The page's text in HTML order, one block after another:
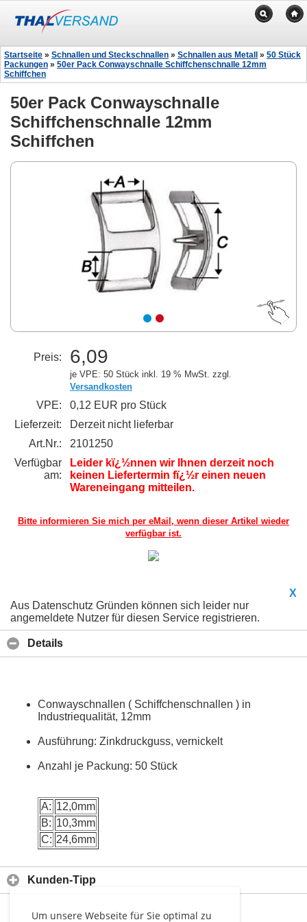
Um unsere Webseite für Sie optimal zu
Startseite » Schnallen und Steckschnallen » Schnallen aus Metall » 50 Stück
Packungen » 50er Pack Conwayschnalle Schiffchenschnalle 12mm
Schiffchen
50er Pack Conwayschnalle
Schiffchenschnalle 12mm
Schiffchen
Preis: 6,09
je VPE: 50 Stück inkl. 19 % MwSt. zzgl.
Versandkosten
VPE:
0,12 EUR pro Stück
Lieferzeit:
Derzeit nicht lieferbar
Art.Nr.:
2101250
Verfügbar
am:
Leider kï¿½nnen wir Ihnen derzeit noch
keinen Liefertermin fï¿½r einen neuen
Wareneingang mitteilen.
Bitte informieren Sie mich per eMail, wenn dieser Artikel wieder
verfügbar ist.
X
Aus Datenschutz Gründen können sich leider nur
angemeldete Nutzer für diesen Service registrieren.
Details
Conwayschnallen ( Schiffchenschnallen ) in
Industriequalität, 12mm
Ausführung: Zinkdruckguss, vernickelt
Anzahl je Packung: 50 Stück
A: 12,0mm
B: 10,3mm
C: 24,6mm
Kunden-Tipp